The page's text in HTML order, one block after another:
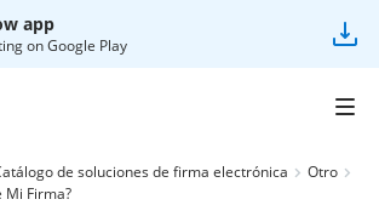
app
onGoogle Play
de soluciones de firma electrónica
Otro
Mi Firma?